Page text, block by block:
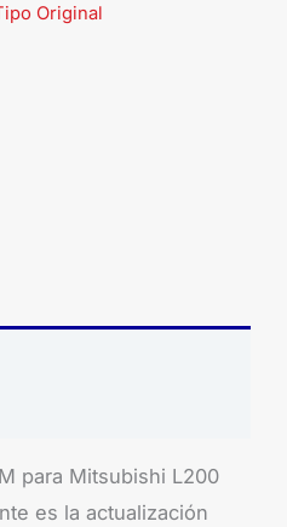
Original
para Mitsubishi L200
es la actualización